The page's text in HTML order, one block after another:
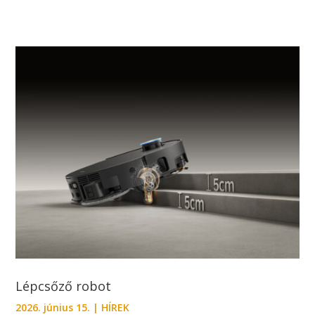
Lépcsőző robot
2026. június 15. | HÍREK